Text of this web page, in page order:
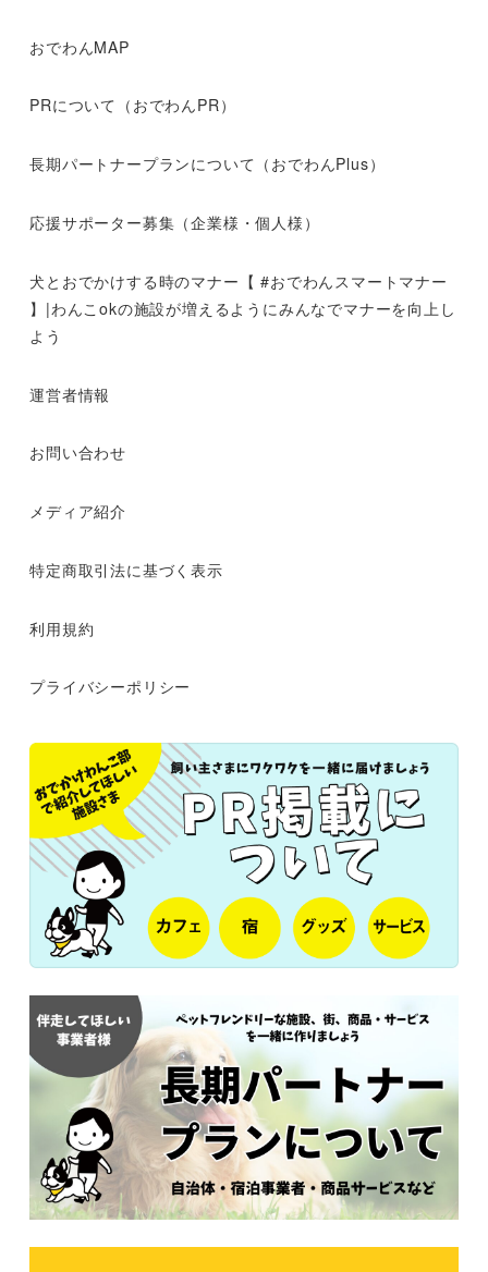
おでわんMAP
PRについて（おでわんPR）
長期パートナープランについて（おでわんPlus）
応援サポーター募集（企業様・個人様）
犬とおでかけする時のマナー【 #おでわんスマートマナー
】|わんこokの施設が増えるようにみんなでマナーを向上し
よう
運営者情報
お問い合わせ
メディア紹介
特定商取引法に基づく表示
利用規約
プライバシーポリシー